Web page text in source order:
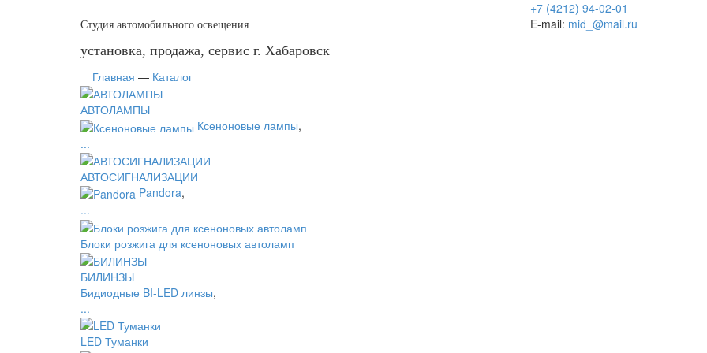
Студия автомобильного освещения
установка, продажа, сервис г. Хабаровск
+7 (4212) 94-02-01
E-mail: mid_@mail.ru
Главная — Каталог
АВТОЛАМПЫ
Ксеноновые лампы,
...
АВТОСИГНАЛИЗАЦИИ
Pandora,
...
Блоки розжига для ксеноновых автоламп
БИЛИНЗЫ
Бидиодные BI-LED линзы,
...
LED Туманки